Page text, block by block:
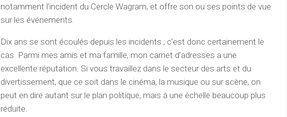
notamment l’incident du Cercle Wagram, et offre son ou ses points de vue
sur les événements.
Dix ans se sont écoulés depuis les incidents ; c’est donc certainement le
cas. Parmi mes amis et ma famille, mon carnet d’adresses a une
excellente réputation. Si vous travaillez dans le secteur des arts et du
divertissement, que ce soit dans le cinéma, la musique ou sur scène, on
peut en dire autant sur le plan politique, mais à une échelle beaucoup plus
réduite.